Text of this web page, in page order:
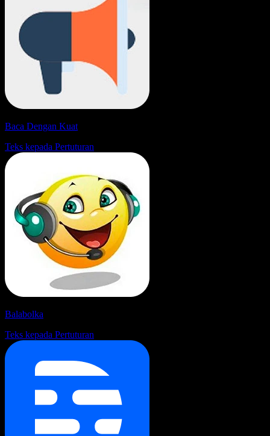
Baca Dengan Kuat
Teks kepada Pertuturan
Balabolka
Teks kepada Pertuturan